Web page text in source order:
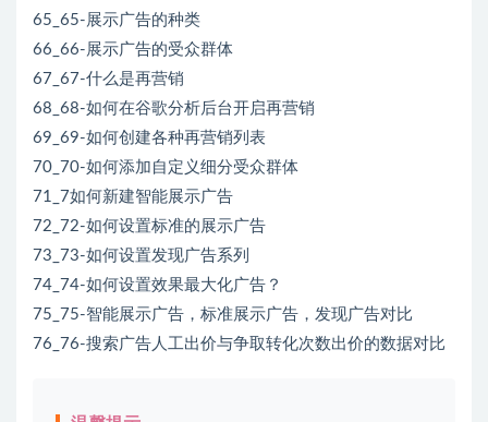
65_65-展示广告的种类
66_66-展示广告的受众群体
67_67-什么是再营销
68_68-如何在谷歌分析后台开启再营销
69_69-如何创建各种再营销列表
70_70-如何添加自定义细分受众群体
71_7如何新建智能展示广告
72_72-如何设置标准的展示广告
73_73-如何设置发现广告系列
74_74-如何设置效果最大化广告？
75_75-智能展示广告，标准展示广告，发现广告对比
76_76-搜索广告人工出价与争取转化次数出价的数据对比